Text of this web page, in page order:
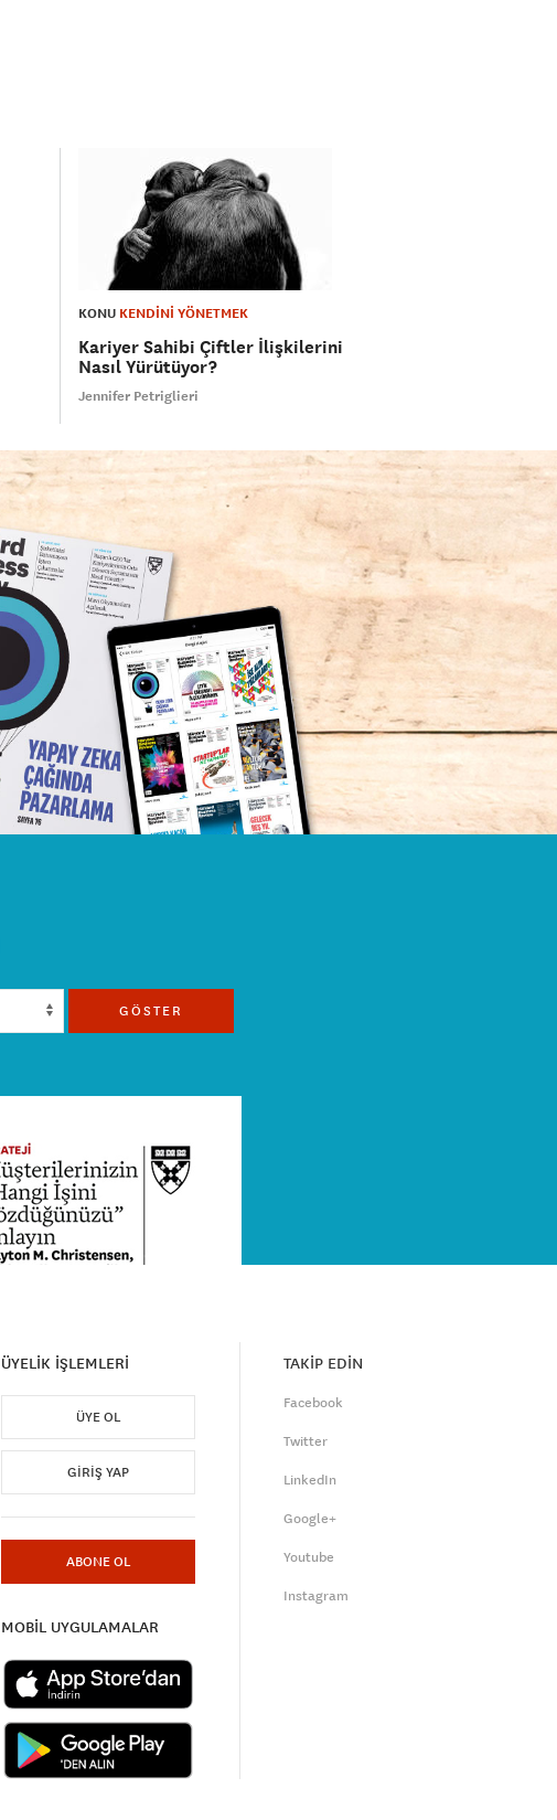
KONU KENDİNİ YÖNETMEK
Kariyer Sahibi Çiftler İlişkilerini
Nasıl Yürütüyor?
Jennifer Petriglieri
GÖSTER
ÜYELİK İŞLEMLERİ
ÜYE OL
GIRIŞ YAP
ABONE OL
MOBİL UYGULAMALAR
TAKİP EDİN
Facebook
Twitter
LinkedIn
Google+
Youtube
Instagram